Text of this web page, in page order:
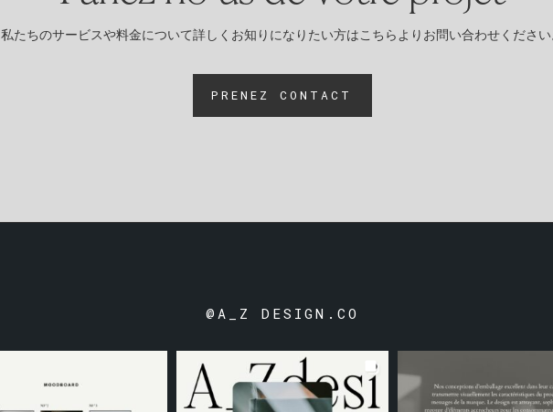
私たちのサービスや料金について詳しくお知りになりたい方はこちらよりお問い合わせくださ
PRENEZ CONTACT
@A_Z DESIGN.CO